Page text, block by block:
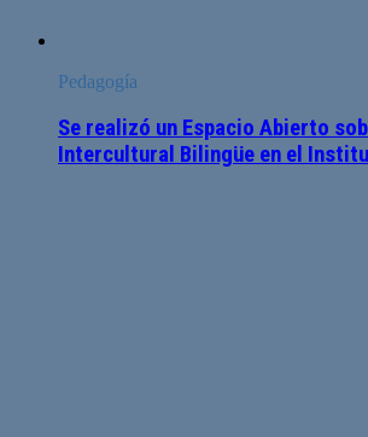
Pedagogía
Se realizó un Espacio Abierto
Intercultural Bilingüe en el